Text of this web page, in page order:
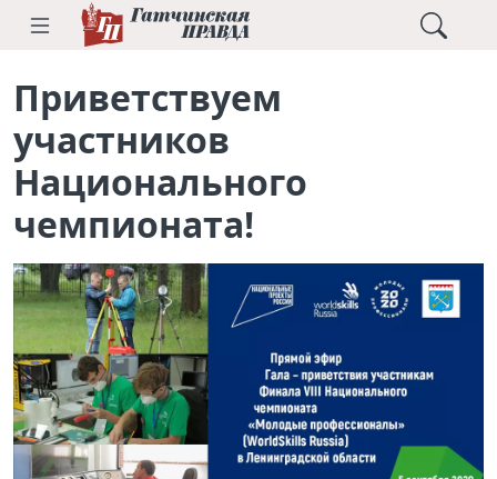
Приветствуем
участников
Национального
чемпионата!